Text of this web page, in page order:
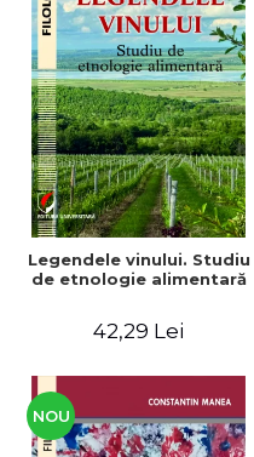
Legendele vinului. Studiu
de etnologie alimentară
42,29 Lei
NOU